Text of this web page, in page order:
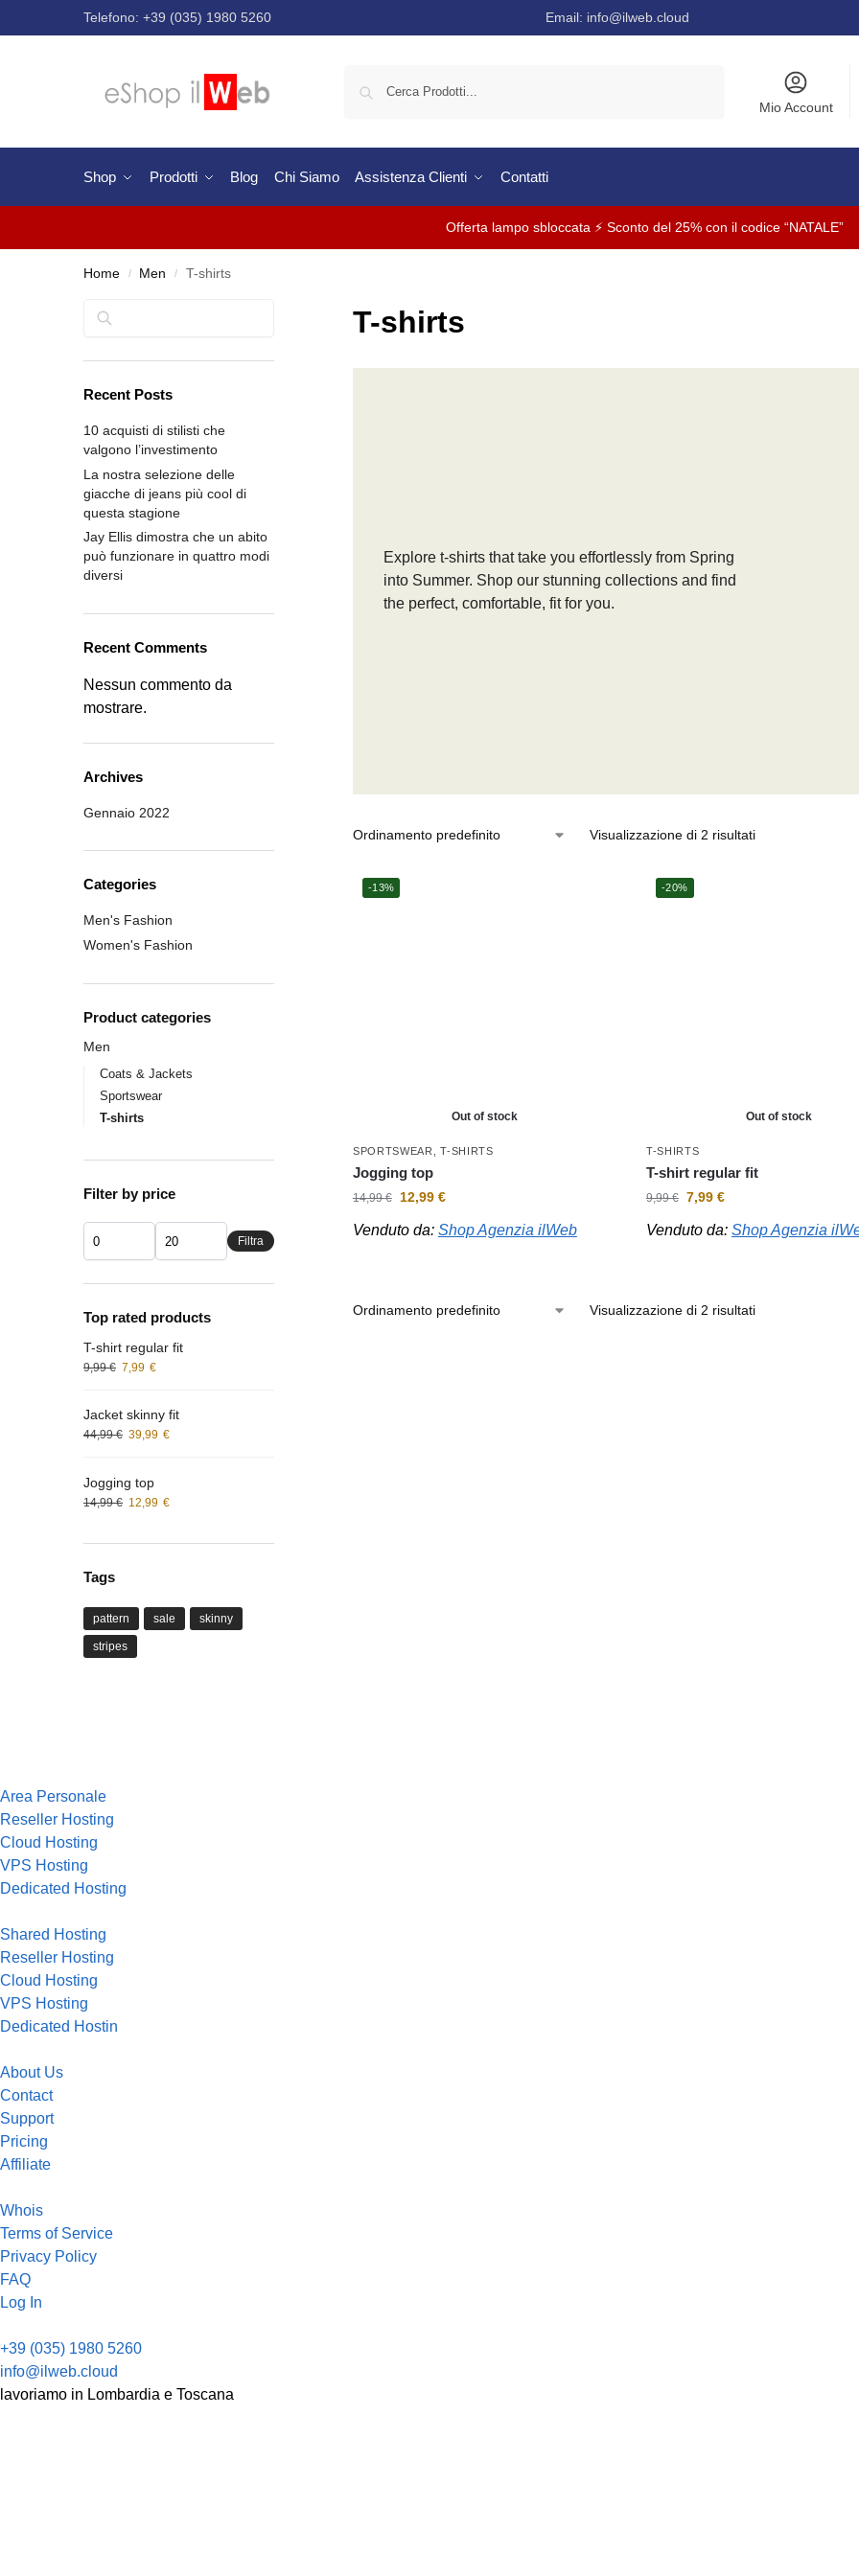
Telefono: +39 (035) 1980 5260 Email: info@ilweb.cloud
Mio Account
Shop Prodotti Blog Chi Siamo Assistenza Clienti Contatti
Offerta lampo sbloccata ⚡ Sconto del 25% con il codice “NATALE”
Home / Men / T-shirts
T-shirts
Explore t-shirts that take you effortlessly from Spring
into Summer. Shop our stunning collections and find
the perfect, comfortable, fit for you.
Visualizzazione di 2 risultati
-13%
Out of stock
SPORTSWEAR ,T-SHIRTS
Jogging top
14,99€ 12,99 €
Venduto da: Shop Agenzia ilWeb
-20%
Out of stock
T-SHIRTS
T-shirt regular fit
9,99€ 7,99 €
Venduto da: Shop Agenzia
Visualizzazione di 2 risultati
Recent Posts
10 acquisti di stilisti che
valgono l’investimento
La nostra selezione delle
giacche di jeans più cool di
questa stagione
Jay Ellis dimostra che un abito
può funzionare in quattro modi
diversi
Recent Comments
Nessun commento da
mostrare.
Archives
Gennaio 2022
Categories
Men's Fashion
Women's Fashion
Product categories
Men
Coats & Jackets
Sportswear
T-shirts
Filter by price
Filtra
Top rated products
T-shirt regular fit
9,99€ 7,99 €
Jacket skinny fit
44,99€ 39,99 €
Jogging top
14,99€ 12,99 €
Tags
pattern sale skinny
stripes
Area Personale
Reseller Hosting
Cloud Hosting
VPS Hosting
Dedicated Hosting
Shared Hosting
Reseller Hosting
Cloud Hosting
VPS Hosting
Dedicated Hostin
About Us
Contact
Support
Pricing
Affiliate
Whois
Terms of Service
Privacy Policy
FAQ
Log In
+39 (035) 1980 5260
info@ilweb.cloud
lavoriamo in Lombardia e Toscana